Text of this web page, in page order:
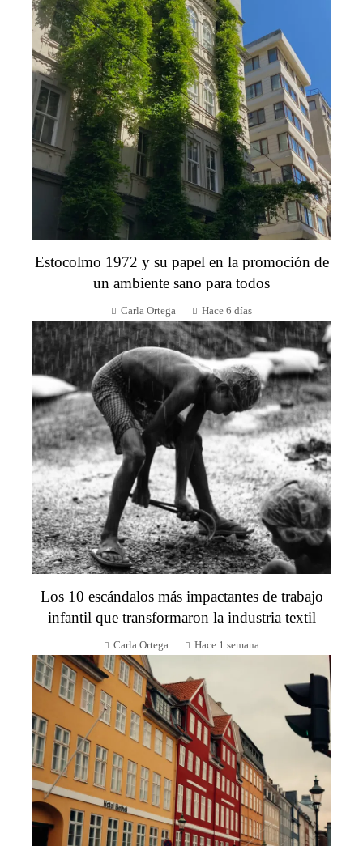
Estocolmo 1972 y su papel en la promoción de
un ambiente sano para todos
Carla Ortega Hace 6 días
Los 10 escándalos más impactantes de trabajo
infantil que transformaron la industria textil
Carla Ortega Hace 1 semana